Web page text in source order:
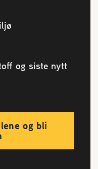
og siste nytt
og bli